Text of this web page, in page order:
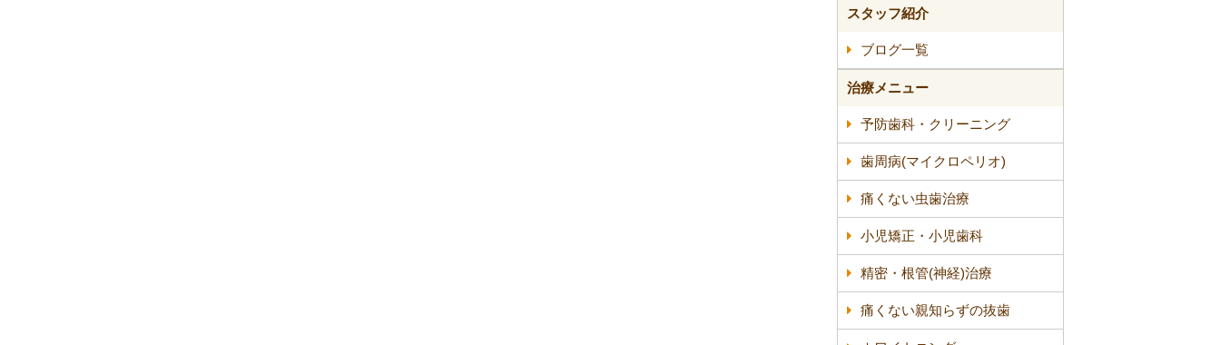
スタッフ紹介
ブログ一覧
治療メニュー
予防歯科・クリーニング
歯周病(マイクロペリオ)
痛くない虫歯治療
小児矯正・小児歯科
精密・根管(神経)治療
痛くない親知らずの抜歯